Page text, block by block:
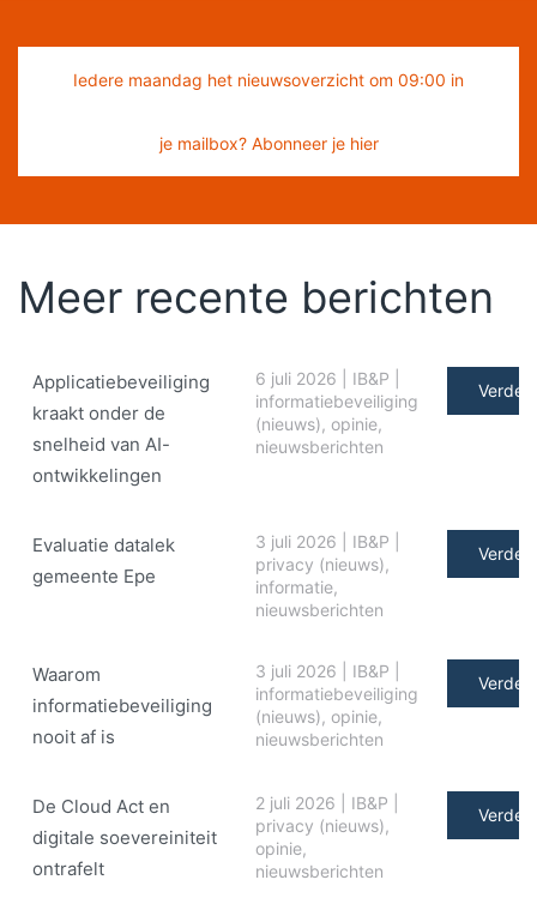
Iedere maandag het nieuwsoverzicht om 09:00 in
je mailbox? Abonneer je hier
Meer recente berichten
Applicatiebeveiliging
kraakt onder de
snelheid van AI-
ontwikkelingen
6 juli 2026 IB&P
informatiebeveiliging
(nieuws), opinie,
nieuwsberichten
Verder
Evaluatie datalek
gemeente Epe
3 juli 2026 IB&P
privacy (nieuws),
informatie,
nieuwsberichten
Verder
Waarom
informatiebeveiliging
nooit af is
3 juli 2026 IB&P
informatiebeveiliging
(nieuws), opinie,
nieuwsberichten
Verder
De Cloud Act en
digitale soe­ve­rei­ni­teit
ontrafelt
2 juli 2026 IB&P
privacy (nieuws),
opinie,
nieuwsberichten
Verder